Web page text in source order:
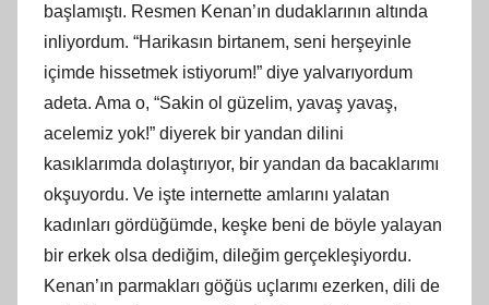
başlamıştı. Resmen Kenan’ın dudaklarının altında
inliyordum. “Harikasın birtanem, seni herşeyinle
içimde hissetmek istiyorum!” diye yalvarıyordum
adeta. Ama o, “Sakin ol güzelim, yavaş yavaş,
acelemiz yok!” diyerek bir yandan dilini
kasıklarımda dolaştırıyor, bir yandan da bacaklarımı
okşuyordu. Ve işte internette amlarını yalatan
kadınları gördüğümde, keşke beni de böyle yalayan
bir erkek olsa dediğim, dileğim gerçekleşiyordu.
Kenan’ın parmakları göğüs uçlarımı ezerken, dili de